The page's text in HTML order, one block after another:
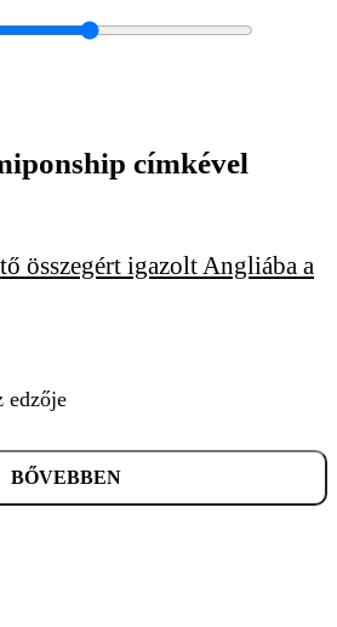
KERESÉS
címkével
összegért igazolt Angliába a
edzője
BŐVEBBEN